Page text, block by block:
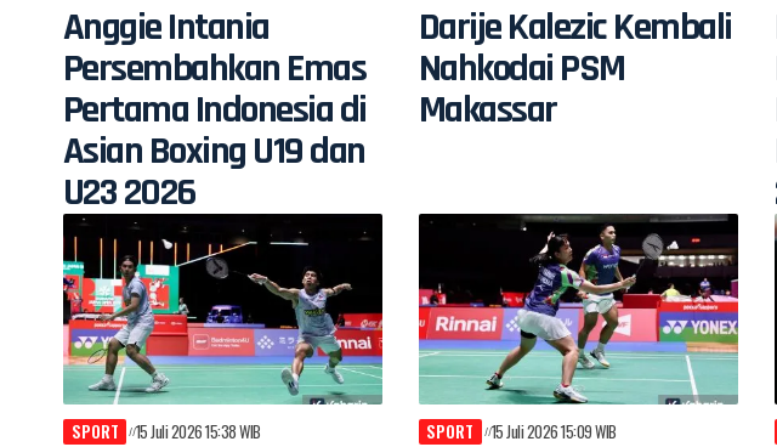
Anggie Intania
Persembahkan Emas
Pertama Indonesia di
Asian Boxing U19 dan
U23 2026
Darije Kalezic Kembali
Nahkodai PSM
Makassar
SPORT 15 Juli 2026 15:38 WIB SPORT 15 Juli 2026 15:09 WIB